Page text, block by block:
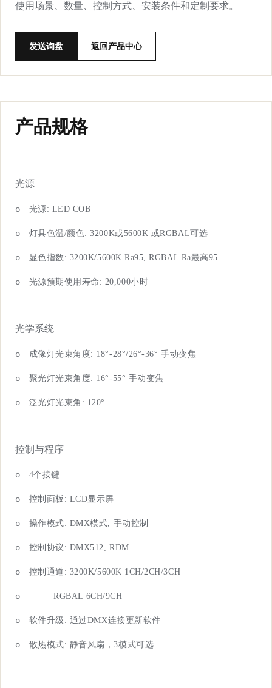
使用场景、数量、控制方式、安装条件和定制要求。
发送询盘 返回产品中心
光源
o 光源: LED COB
o 灯具色温/颜色:3200K或5600K 或RGBAL可选
o 显色指数 : 3200K/5600K Ra95, RGBAL Ra最高95
o 光源预期使用寿命 : 20,000小时
光学系统
o 成像灯光束角度: 18°-28°/26°-36° 手动变焦
o 聚光灯光束角度: 16°-55° 手动变焦
o 泛光灯光束角 : 120°
控制与程序
o 4个按键
o 控制面板 : LCD显示屏
o 操作模式: DMX模式, 手动控制
o 控制协议 : DMX512, RDM
o 控制通道 : 3200K/5600K 1CH/2CH/3CH
o RGBAL 6CH/9CH
o 软件升级 : 通过DMX连接更新软件
o 散热模式: 静音风扇 ，3模式可选